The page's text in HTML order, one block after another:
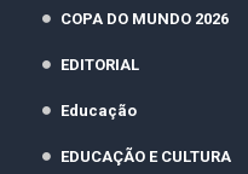
COPA DO MUNDO 2026
EDITORIAL
Educação
EDUCAÇÃO E CULTURA